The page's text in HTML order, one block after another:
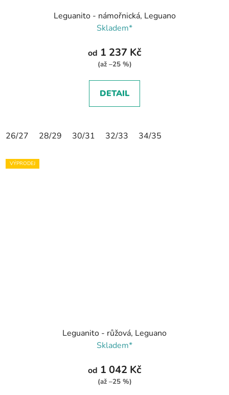
Leguanito - námořnická, Leguano
Skladem*
od 1 237 Kč
(až –25 %)
DETAIL
26/27 28/29 30/31 32/33 34/35
VÝPRODEJ
Leguanito - růžová, Leguano
Skladem*
od 1 042 Kč
(až –25 %)